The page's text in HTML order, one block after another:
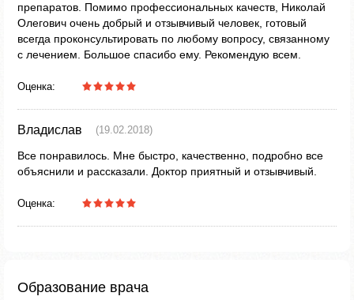
препаратов. Помимо профессиональных качеств, Николай
Олегович очень добрый и отзывчивый человек, готовый
всегда проконсультировать по любому вопросу, связанному
с лечением. Большое спасибо ему. Рекомендую всем.
Оценка:
Владислав (19.02.2018)
Все понравилось. Мне быстро, качественно, подробно все
объяснили и рассказали. Доктор приятный и отзывчивый.
Оценка:
Образование врача